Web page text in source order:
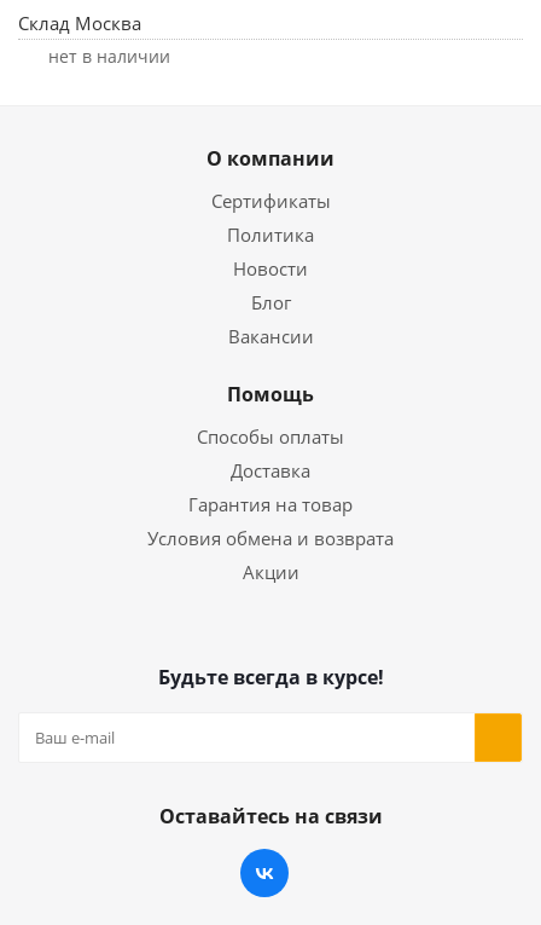
Склад Москва
Нет в наличии
О компании
Сертификаты
Политика
Новости
Блог
Вакансии
Помощь
Способы оплаты
Доставка
Гарантия на товар
Условия обмена и возврата
Акции
Будьте всегда в курсе!
Оставайтесь на связи